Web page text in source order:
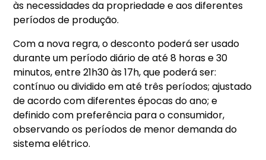
às necessidades da propriedade e aos diferentes
períodos de produção.
Com a nova regra, o desconto poderá ser usado
durante um período diário de até 8 horas e 30
minutos, entre 21h30 às 17h, que poderá ser:
contínuo ou dividido em até três períodos; ajustado
de acordo com diferentes épocas do ano; e
definido com preferência para o consumidor,
observando os períodos de menor demanda do
sistema elétrico.